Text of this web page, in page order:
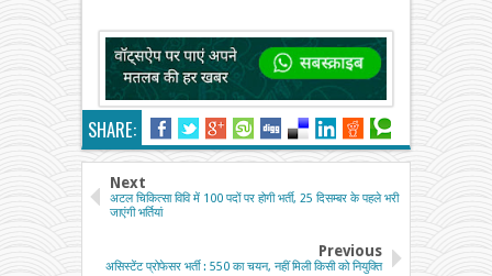
SHARE:
Next
अटल चिकित्सा विवि में 100 पदों पर होगी भर्ती, 25 दिसम्बर के पहले भरी
जाएंगी भर्तियां
Previous
असिस्टेंट प्रोफेसर भर्ती : 550 का चयन, नहीं मिली किसी को नियुक्ति